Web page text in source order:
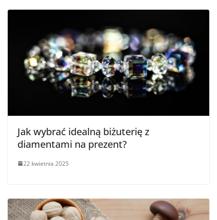
Jak wybrać idealną biżuterię z
diamentami na prezent?
22 kwietnia 2025